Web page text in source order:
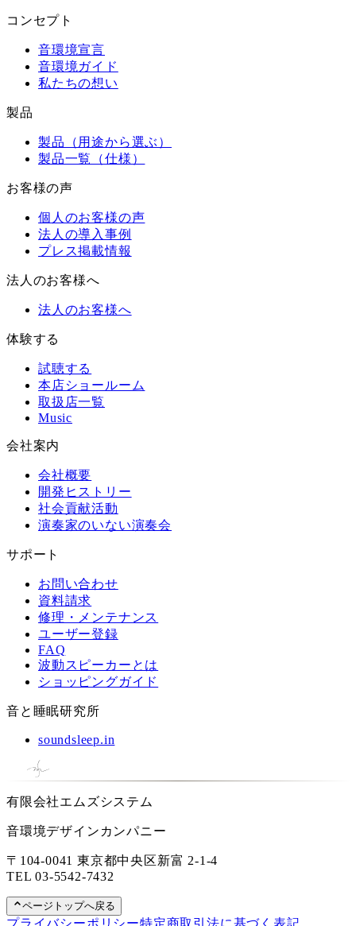
コンセプト
音環境宣言
音環境ガイド
私たちの想い
製品
製品（用途から選ぶ）
製品一覧（仕様）
お客様の声
個人のお客様の声
法人の導入事例
プレス掲載情報
法人のお客様へ
法人のお客様へ
体験する
試聴する
本店ショールーム
取扱店一覧
Music
会社案内
会社概要
開発ヒストリー
社会貢献活動
演奏家のいない演奏会
サポート
お問い合わせ
資料請求
修理・メンテナンス
ユーザー登録
FAQ
波動スピーカーとは
ショッピングガイド
音と睡眠研究所
soundsleep.in
有限会社エムズシステム
音環境デザインカンパニー
〒104-0041 東京都中央区新富 2-1-4
TEL03-5542-7432
ページトップへ戻る
プライバシーポリシー特定商取引法に基づく表記